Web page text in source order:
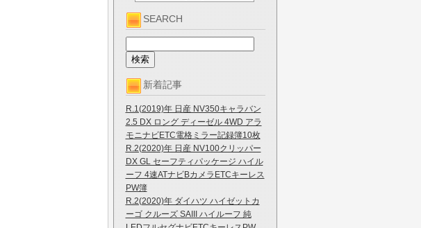
SEARCH
新着記事
R.1(2019)年 日産 NV350キャラバン
2.5 DX ロング ディーゼル 4WD アラ
モニナビETC電格ミラー記録簿10枚
R.2(2020)年 日産 NV100クリッパー
DX GL セーフティパッケージ ハイル
ーフ 4速ATナビBカメラETCキーレス
PW簿
R.2(2020)年 ダイハツ ハイゼットカ
ーゴ クルーズ SAIII ハイルーフ 純